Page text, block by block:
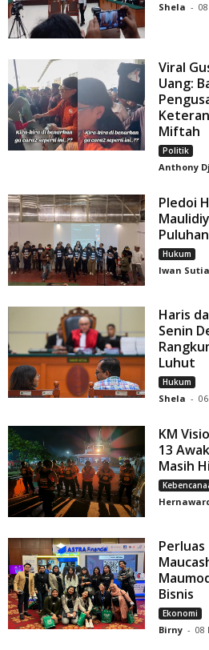
Shela -
Viral
Uang:
Miftah
Politik
Anthony
Pledoi
Hukum
Iwan
Haris
Senin
Luhut
Hukum
Shela -
KM
13
Masih
Bisnis
Ekonomi
Birny - 08